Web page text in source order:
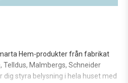
Hem-produkter från fabrikat
Telldus, Malmbergs, Schneider
dig styra belysning i hela huset med